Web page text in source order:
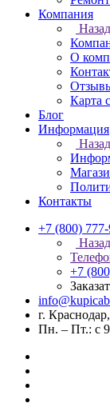
Компания
Назад
О
Карта
Блог
Информация
Назад
Контакты
+7 (800)
Назад
+7
г.
Пн. – Пт.: с